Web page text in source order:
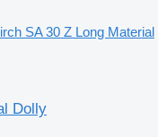
SA 30 Z Long Material
Dolly